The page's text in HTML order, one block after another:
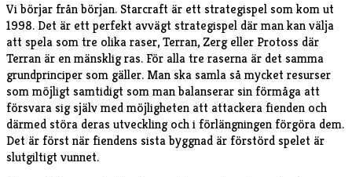
Vi börjar från början. Starcraft är ett strategispel som kom ut
1998. Det är ett perfekt avvägt strategispel där man kan välja
att spela som tre olika raser, Terran, Zerg eller Protoss där
Terran är en mänsklig ras. För alla tre raserna är det samma
grundprinciper som gäller. Man ska samla så mycket resurser
som möjligt samtidigt som man balanserar sin förmåga att
försvara sig själv med möjligheten att attackera fienden och
därmed störa deras utveckling och i förlängningen förgöra dem.
Det är först när fiendens sista byggnad är förstörd spelet är
slutgiltigt vunnet.